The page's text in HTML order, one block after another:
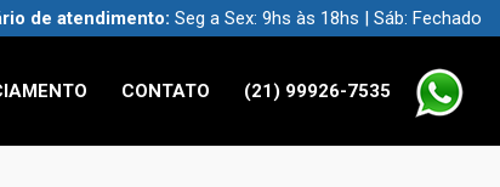
de atendimento: Seg a Sex: 9hs às 18hs | Sáb: Fechado
CONTATO (21) 99926-7535